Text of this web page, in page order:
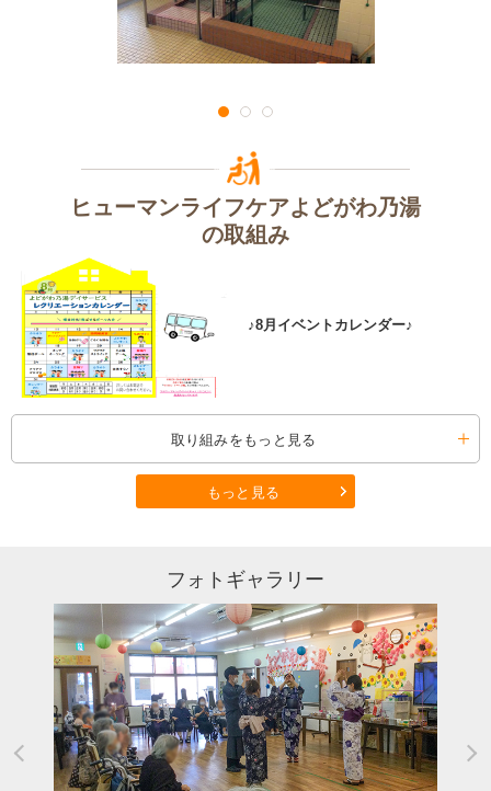
ヒューマンライフケアよどがわ乃湯
の取組み
♪8月イベントカレンダー♪
取り組みをもっと見る
もっと見る
フォトギャラリー